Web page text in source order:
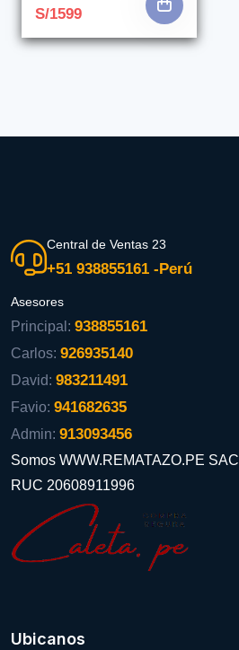
S/1599
Central de Ventas 23
+51 938855161 -Perú
Asesores
Principal: 938855161
Carlos: 926935140
David: 983211491
Favio: 941682635
Admin: 913093456
Somos WWW.REMATAZO.PE SAC
RUC 20608911996
Ubicanos